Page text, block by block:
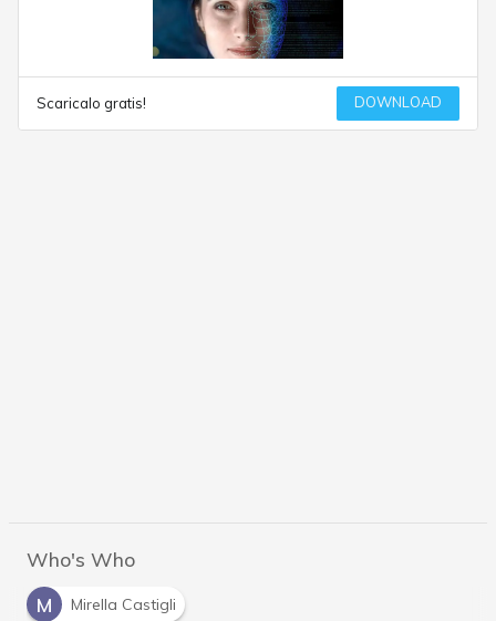
Scaricalo gratis! DOWNLOAD
Who's Who
M
Mirella Castigli